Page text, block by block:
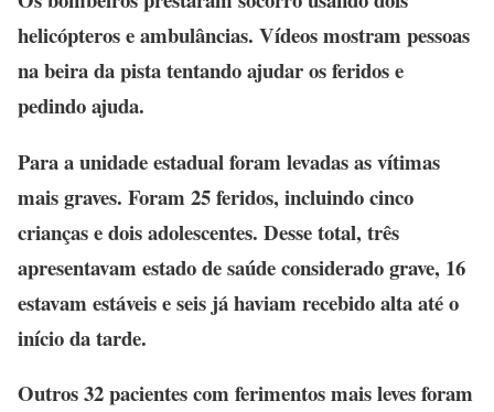
helicópteros e ambulâncias. Vídeos mostram pessoas
na beira da pista tentando ajudar os feridos e
pedindo ajuda.
Para a unidade estadual foram levadas as vítimas
mais graves. Foram 25 feridos, incluindo cinco
crianças e dois adolescentes. Desse total, três
apresentavam estado de saúde considerado grave, 16
estavam estáveis e seis já haviam recebido alta até o
início da tarde.
Outros 32 pacientes com ferimentos mais leves foram